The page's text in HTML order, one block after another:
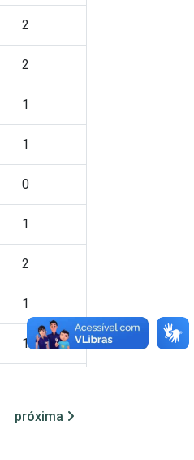
2
2
1
1
0
1
2
1
1
1
próxima